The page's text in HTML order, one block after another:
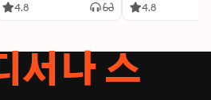
4.8 4.8
서나 스